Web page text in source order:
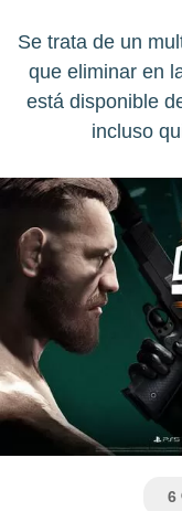
Se trata de un
que eliminar en
está disponible
incluso
6